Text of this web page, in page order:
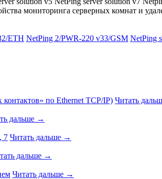
мониторинга серверных комнат и
ETH NetPing 2/PWR-220 v33/GSM NetPing
по Ethernet TCP/IP) Читать
дальше →
7 Читать дальше →
дальше →
Читать дальше →